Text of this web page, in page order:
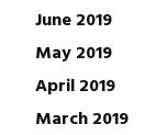
June 2019
May 2019
April 2019
March 2019